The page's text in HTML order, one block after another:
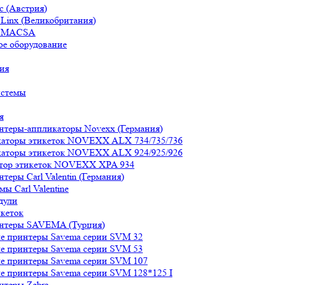
(Австрия)
(Великобритания)
MACSA
оборудование
аппликаторы Novexx (Германия)
этикеток NOVEXX ALX 734/735/736
этикеток NOVEXX ALX 924/925/926
этикеток NOVEXX XPA 934
Carl Valentin (Германия)
Carl Valentine
SAVEMA (Турция)
принтеры Savema серии SVM 32
принтеры Savema серии SVM 53
принтеры Savema серии SVM 107
принтеры Savema серии SVM 128*125 I